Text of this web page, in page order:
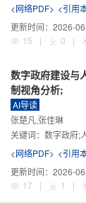
<网络PDF> <引用
更新时间： 2026-
15
| 0 |
数字政府建设与
制视角分析;
AI导读
张楚凡,张佳琳
关键词： 数字政府;
<网络PDF> <引用
更新时间： 2026-
17
| 1 |